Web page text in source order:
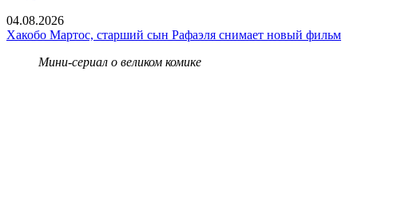
04.08.2026
Хакобо Мартос, старший сын Рафаэля снимает новый фильм
Мини-сериал о великом комике